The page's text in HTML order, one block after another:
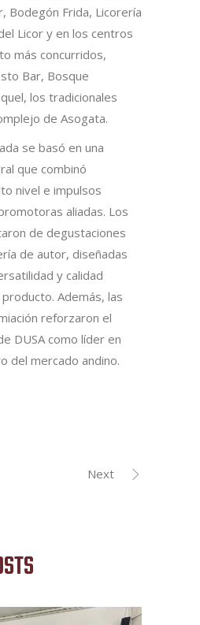
Bodegón Frida, Licorería
Licor y en los centros
más concurridos,
Bar, Bosque
los tradicionales
de Asogata.
se basó en una
que combinó
nivel e impulsos
aliadas. Los
de degustaciones
de autor, diseñadas
y calidad
Además, las
reforzaron el
DUSA como líder en
del mercado andino.
Next